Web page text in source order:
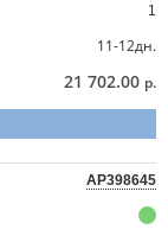
1
11-12дн.
21 702.00 р.
AP398645